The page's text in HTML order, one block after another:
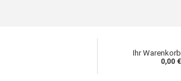
Ihr Warenkorb
0,00 €